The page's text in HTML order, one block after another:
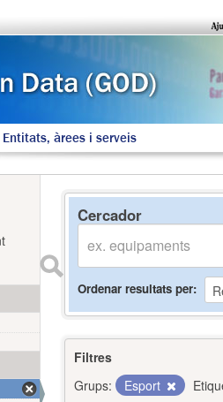
Entitats, àrees i serveis
Cercador
Ordenar resultats per
Filtres
Grups:
Esport